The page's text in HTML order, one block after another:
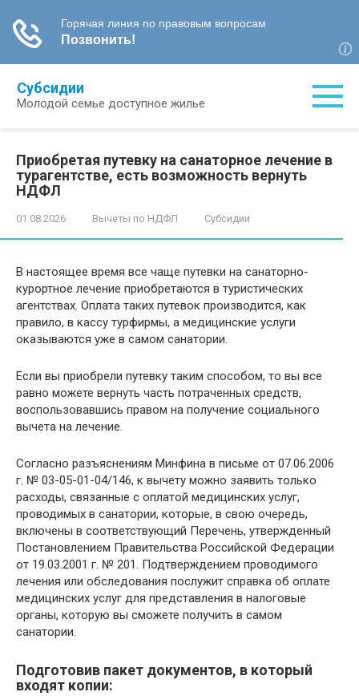
контенту
Субсидии
Молодой семье доступное жилье
Приобретая путевку на санаторное лечение в
турагентстве, есть возможность вернуть
НДФЛ
01.08.2026 Вычеты по НДФЛ Субсидии
В настоящее время все чаще путевки на санаторно-
курортное лечение приобретаются в туристических
агентствах. Оплата таких путевок производится, как
правило, в кассу турфирмы, а медицинские услуги
оказываются уже в самом санатории.
Если вы приобрели путевку таким способом, то вы все
равно можете вернуть часть потраченных средств,
воспользовавшись правом на получение социального
вычета на лечение.
Согласно разъяснениям Минфина в письме от 07.06.2006
г. № 03-05-01-04/146, к вычету можно заявить только
расходы, связанные с оплатой медицинских услуг,
проводимых в санатории, которые, в свою очередь,
включены в соответствующий Перечень, утвержденный
Постановлением Правительства Российской Федерации
от 19.03.2001 г. № 201. Подтверждением проводимого
лечения или обследования послужит справка об оплате
медицинских услуг для представления в налоговые
органы, которую вы сможете получить в самом
санатории.
Подготовив пакет документов, в который
входят копии: